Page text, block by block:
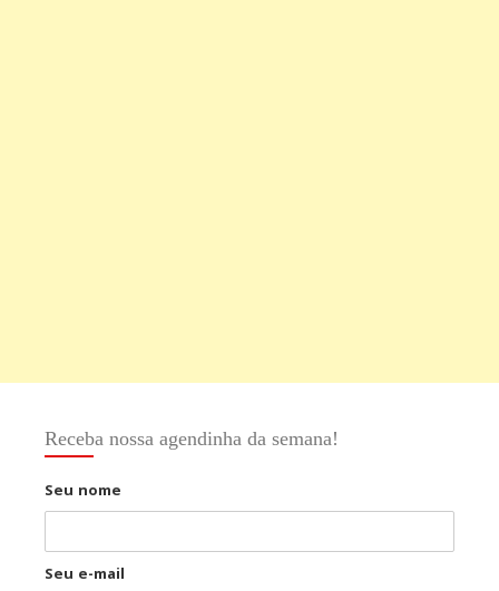
Receba nossa agendinha da semana!
Seu nome
Seu e-mail